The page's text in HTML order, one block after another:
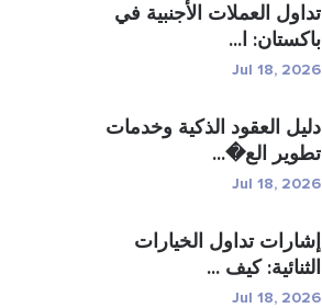
تداول العملات الأجنبية في
باكستان: ا...
Jul 18, 2026
دليل العقود الذكية وخدمات
تطوير الع�...
Jul 18, 2026
إشارات تداول الخيارات
الثنائية: كيف ...
Jul 18, 2026